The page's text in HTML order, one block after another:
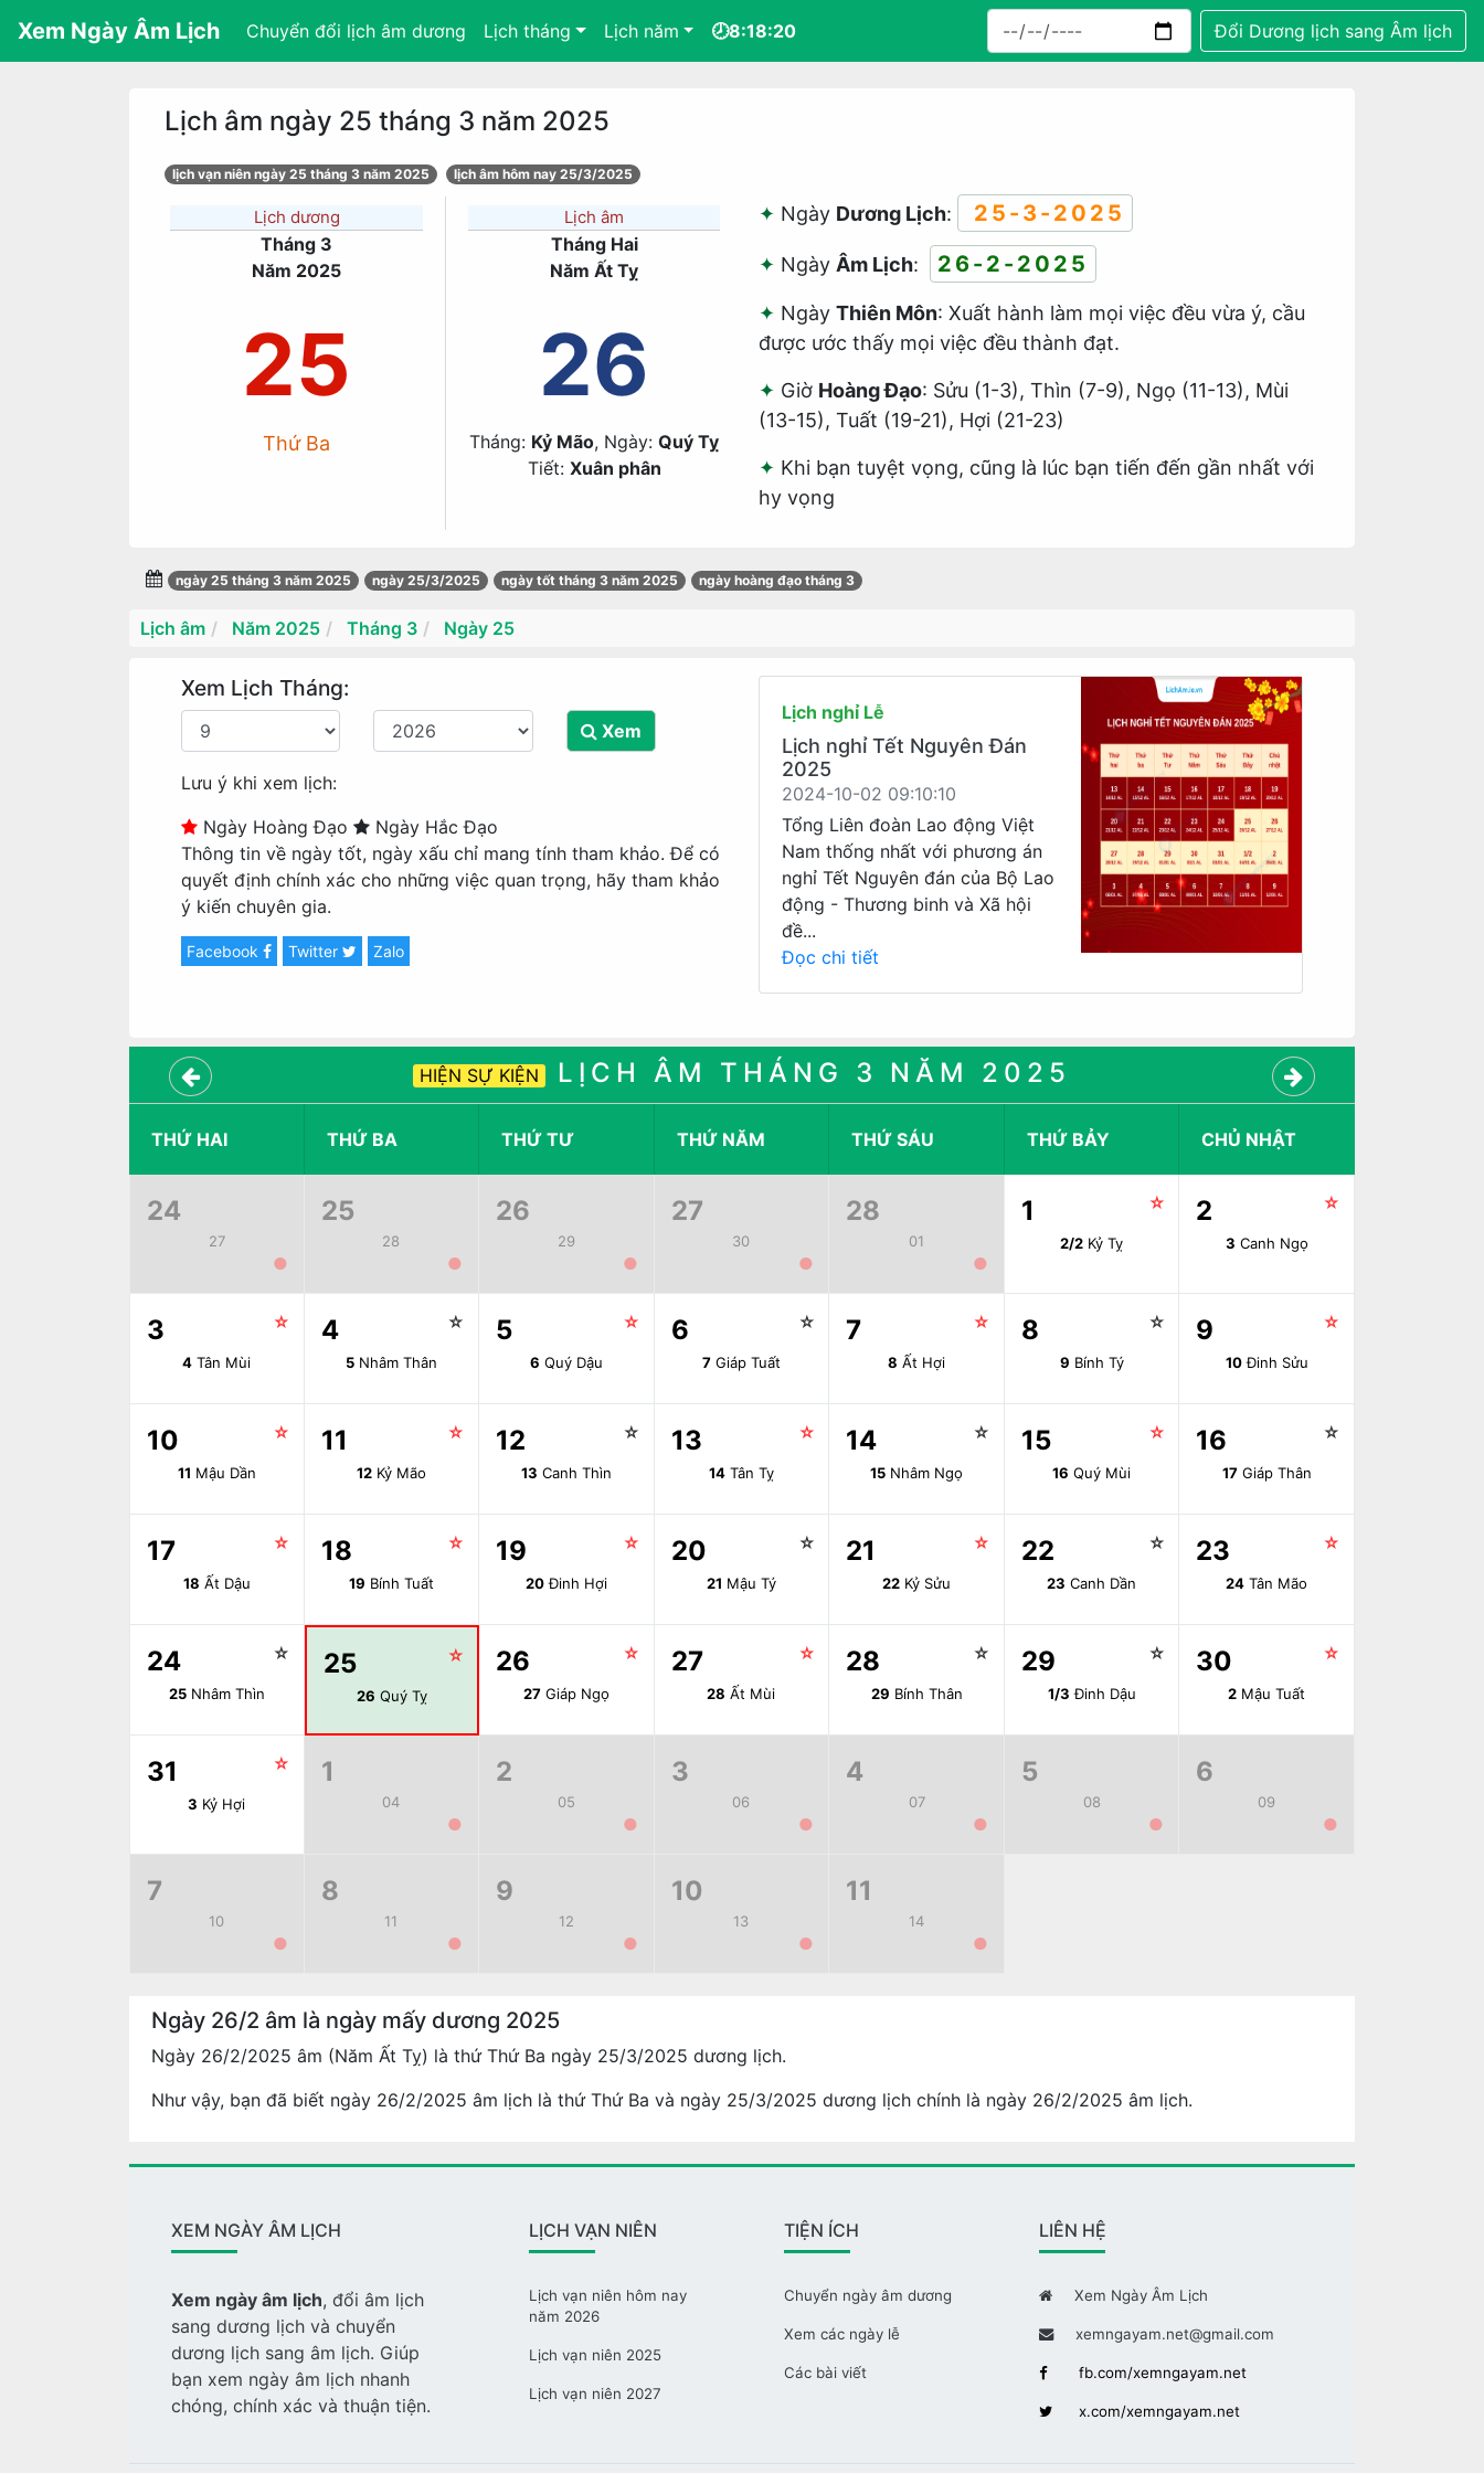
Xem Ngày Âm Lịch Chuyển đổi lịch âm dương Lịch tháng Lịch năm 🕗8:18:20 Đổi Dương lịch sang Âm lịch
Lịch âm ngày 25 tháng 3 năm 2025
lịch vạn niên ngày 25 tháng 3 năm 2025 lịch âm hôm nay 25/3/2025
Lịch dương
Tháng 3
Năm 2025
25
Thứ Ba
Lịch âm
Tháng Hai
Năm Ất Tỵ
26
Tháng: Kỷ Mão, Ngày: Quý Tỵ
Tiết: Xuân phân
Ngày Dương Lịch: 25-3-2025
Ngày Âm Lịch: 26-2-2025
Ngày Thiên Môn: Xuất hành làm mọi việc đều vừa ý, cầu
được ước thấy mọi việc đều thành đạt.
Giờ Hoàng Đạo: Sửu (1-3), Thìn (7-9), Ngọ (11-13), Mùi
(13-15), Tuất (19-21), Hợi (21-23)
Khi bạn tuyệt vọng, cũng là lúc bạn tiến đến gần nhất với
hy vọng
ngày 25 tháng 3 năm 2025 ngày 25/3/2025 ngày tốt tháng 3 năm 2025 ngày hoàng đạo tháng 3
Lịch âm Năm 2025 Tháng 3 Ngày 25
Xem Lịch Tháng:
Xem
Lưu ý khi xem lịch:
Ngày Hoàng Đạo
Ngày Hắc Đạo
Thông tin về ngày tốt, ngày xấu chỉ mang tính tham khảo. Để có
quyết định chính xác cho những việc quan trọng, hãy tham khảo
ý kiến chuyên gia.
Facebook Twitter Zalo
Lịch nghỉ Lễ
Lịch nghỉ Tết Nguyên Đán
2025
2024-10-02 09:10:10
Tổng Liên đoàn Lao động Việt
Nam thống nhất với phương án
nghỉ Tết Nguyên đán của Bộ Lao
động - Thương binh và Xã hội
đề...
Đọc chi tiết
HIỆN SỰ KIỆN LỊCH ÂM THÁNG 3 NĂM 2025
THỨ HAI THỨ BA THỨ TƯ THỨ NĂM THỨ SÁU THỨ BẢY CHỦ NHẬT
24
27
●
25
28
●
26
29
●
27
30
●
28
01
●
1 ☆
2/2 Kỷ Tỵ
2 ☆
3 Canh Ngọ
3 ☆
4 Tân Mùi
4 ☆
5Nhâm Thân
5 ☆
6 Quý Dậu
6 ☆
7Giáp Tuất
7 ☆
8 Ất Hợi
8 ☆
9 Bính Tý
9 ☆
10Đinh Sửu
10 ☆
11 Mậu Dần
11 ☆
12Kỷ Mão
12 ☆
13 Canh Thìn
13 ☆
14Tân Tỵ
14 ☆
15 Nhâm Ngọ
15 ☆
16 Quý Mùi
16 ☆
17Giáp Thân
17 ☆
18 Ất Dậu
18 ☆
19 Bính Tuất
19 ☆
20Đinh Hợi
20 ☆
21 Mậu Tý
21 ☆
22 Kỷ Sửu
22 ☆
23 Canh Dần
23 ☆
24 Tân Mão
24 ☆
25Nhâm Thìn
25 ☆
26 Quý Tỵ
26 ☆
27Giáp Ngọ
27 ☆
28 Ất Mùi
28 ☆
29 Bính Thân
29 ☆
1/3 Đinh Dậu
30 ☆
2 Mậu Tuất
31 ☆
3 Kỷ Hợi
1
04
●
2
05
●
3
06
●
4
07
●
5
08
●
6
09
●
7
10
●
8
11
●
9
12
●
10
13
●
11
14
●
Ngày 26/2 âm là ngày mấy dương 2025
Ngày 26/2/2025 âm (Năm Ất Tỵ) là thứ Thứ Ba ngày 25/3/2025 dương lịch.
Như vậy, bạn đã biết ngày 26/2/2025 âm lịch là thứ Thứ Ba và ngày 25/3/2025 dương lịch chính là ngày 26/2/2025 âm lịch.
XEM NGÀY ÂM LỊCH
Xem ngày âm lịch, đổi âm lịch
sang dương lịch và chuyển
dương lịch sang âm lịch. Giúp
bạn xem ngày âm lịch nhanh
chóng, chính xác và thuận tiện.
LỊCH VẠN NIÊN
Lịch vạn niên hôm nay
năm 2026
Lịch vạn niên 2025
Lịch vạn niên 2027
TIỆN ÍCH
Chuyển ngày âm dương
Xem các ngày lễ
Các bài viết
LIÊN HỆ
Xem Ngày Âm Lịch
xemngayam.net@gmail.com
fb.com/xemngayam.net
x.com/xemngayam.net